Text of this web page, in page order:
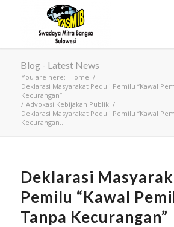
Blog - Latest News
You are here: Home /
Deklarasi Masyarakat Peduli Pemilu “Kawal
Kecurangan”
/ Advokasi Kebijakan Publik /
Deklarasi Masyarakat Peduli Pemilu “Kawal
Kecurangan...
Deklarasi
Pemilu “Kawal
Tanpa Kecurangan”